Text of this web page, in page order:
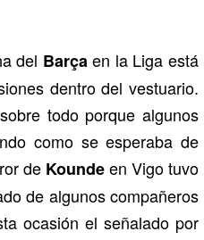
del Barçaen la Liga está
dentro del vestuario.
todo porque algunos
como se esperaba de
de Koundeen Vigo tuvo
de algunos compañeros
ocasión el señalado por